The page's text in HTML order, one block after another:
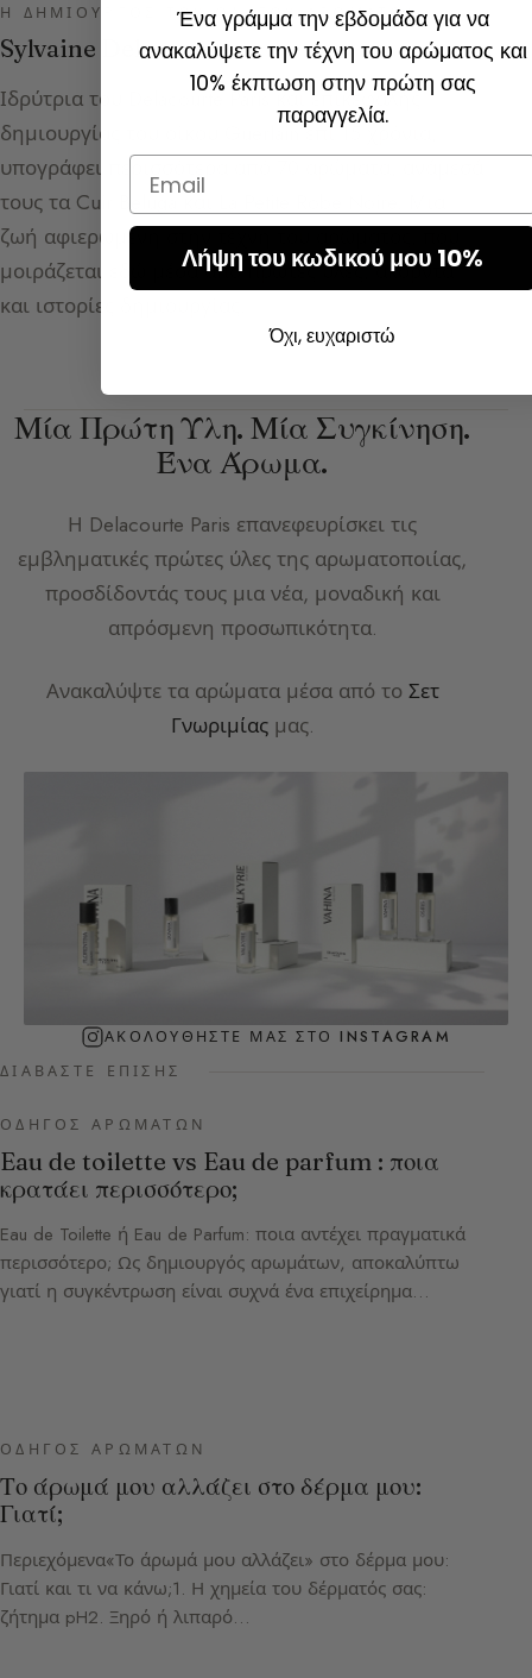
Η ΔΗΜΙΟΥΡΓΌΣ ΤΟΥ ΟΔΗΓΟΎ ΑΡΩΜΆΤΩΝ
Sylvaine Delacourte
Ιδρύτρια του Delacourte Paris και επικεφαλής
δημιουργίας του οίκου Guerlain επί 15 χρόνια,
υπογράφει περισσότερα από 70 αρώματα, ανάμεσά
τους τα Cuir Beluga και La Petite Robe Noire. Μια
ζωή αφιερωμένη στην τέχνη του αρώματος, που
μοιράζεται εδώ μέσα από πρώτες ύλες, ακόρντα
και ιστορίες δημιουργίας.
Μία Πρώτη Ύλη. Μία Συγκίνηση.
Ένα Άρωμα.
Η Delacourte Paris επανεφευρίσκει τις
εμβληματικές πρώτες ύλες της αρωματοποιίας,
προσδίδοντάς τους μια νέα, μοναδική και
απρόσμενη προσωπικότητα.
Ανακαλύψτε τα αρώματα μέσα από το Σετ
Γνωριμίαςμας.
ΑΚΟΛΟΥΘΉΣΤΕ ΜΑΣ ΣΤΟ INSTAGRAM
ΔΙΑΒΆΣΤΕ ΕΠΊΣΗΣ
ΟΔΗΓΌΣ ΑΡΩΜΆΤΩΝ
Eau de toilette vs Eau de parfum : ποια
κρατάει περισσότερο;
Eau de Toilette ή Eau de Parfum: ποια αντέχει πραγματικά
περισσότερο; Ως δημιουργός αρωμάτων, αποκαλύπτω
γιατί η συγκέντρωση είναι συχνά ένα επιχείρημα…
ΟΔΗΓΌΣ ΑΡΩΜΆΤΩΝ
Το άρωμά μου αλλάζει στο δέρμα μου:
Γιατί;
Περιεχόμενα«Το άρωμά μου αλλάζει» στο δέρμα μου:
Γιατί και τι να κάνω;1. Η χημεία του δέρματός σας:
ζήτημα pH2. Ξηρό ή λιπαρό…
Ένα γράμμα την εβδομάδα για να
ανακαλύψετε την τέχνη του αρώματος και
10% έκπτωση στην πρώτη σας
παραγγελία.
Email
Λήψη του κωδικού μου 10%
Όχι, ευχαριστώ